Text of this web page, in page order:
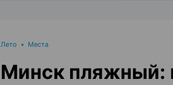
Лето • Места
Минск пляжный: